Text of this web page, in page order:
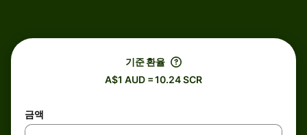
기준 환율
A$1 AUD = 10.24 SCR
금액